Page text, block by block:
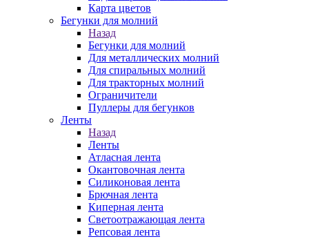
Карта цветов
Бегунки для молний
Назад
Бегунки для молний
Для металлических молний
Для спиральных молний
Для тракторных молний
Ограничители
Пуллеры для бегунков
Ленты
Назад
Ленты
Атласная лента
Окантовочная лента
Силиконовая лента
Брючная лента
Киперная лента
Светоотражающая лента
Репсовая лента